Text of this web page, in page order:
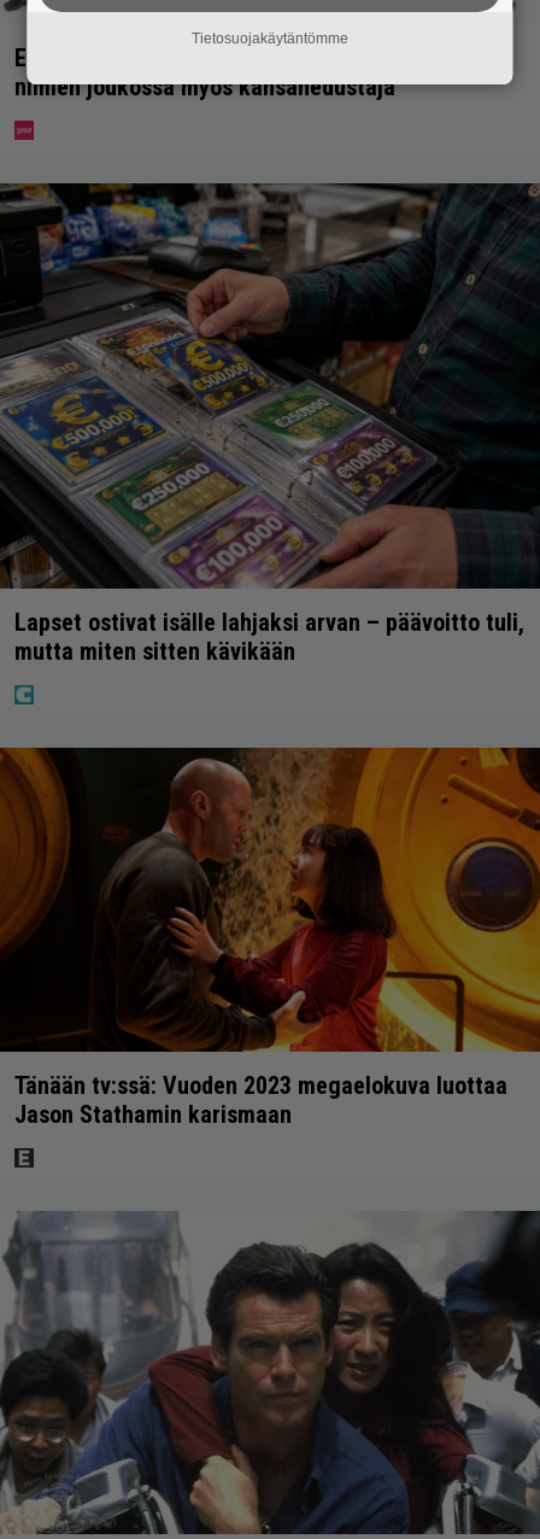
Erikoisjoukot julkaisi uudet kokelaat – yllättävien
nimien joukossa myös kansanedustaja
Lapset ostivat isälle lahjaksi arvan – päävoitto tuli,
mutta miten sitten kävikään
Tänään tv:ssä: Vuoden 2023 megaelokuva luottaa
Jason Stathamin karismaan
Tietosuojakäytäntömme